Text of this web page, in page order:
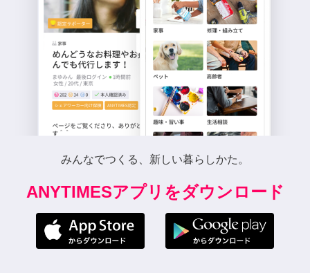
みんなでつくる、新しい暮らしかた。
ANYTIMESアプリをダウンロード